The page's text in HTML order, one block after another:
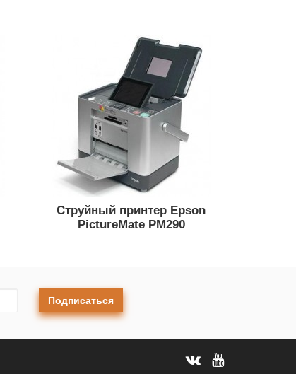
Струйный принтер Epson
PictureMate PM290
Подписаться